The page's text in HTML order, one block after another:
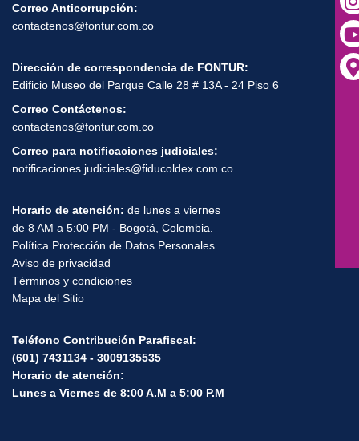
Correo Anticorrupción:
contactenos@fontur.com.co
Dirección de correspondencia de FONTUR:
Edificio Museo del Parque Calle 28 # 13A - 24 Piso 6
Correo Contáctenos:
contactenos@fontur.com.co
Correo para notificaciones judiciales:
notificaciones.judiciales@fiducoldex.com.co
Horario de atención: de lunes a viernes
de 8 AM a 5:00 PM - Bogotá, Colombia.
Política Protección de Datos Personales
Aviso de privacidad
Términos y condiciones
Mapa del Sitio
Teléfono Contribución Parafiscal:
(601) 7431134 - 3009135535
Horario de atención:
Lunes a Viernes de 8:00 A.M a 5:00 P.M